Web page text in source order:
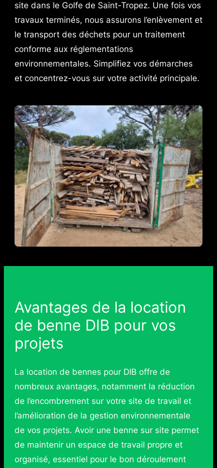
site dans le Golfe de Saint-Tropez. Une fois vos
travaux terminés, nous assurons l’enlèvement et
le transport des déchets pour un traitement
conforme aux réglementations
environnementales. Simplifiez vos démarches
et concentrez-vous sur votre activité principale.
Avantages de la location
de benne DIB pour vos
projets
La location de bennes pour DIB offre de
nombreux avantages, notamment la réduction
de l’encombrement sur votre site de travail et
l’amélioration de la gestion environnementale
de vos projets. Avoir une benne sur site permet
de maintenir un espace de travail propre et
organisé, essentiel pour le bon déroulement